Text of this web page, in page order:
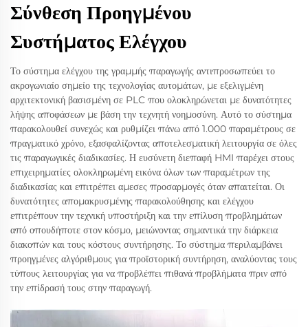
Σύνθεση Προηγμένου
Συστήματος Ελέγχου
Το σύστημα ελέγχου της γραμμής παραγωγής αντιπροσωπεύει το
ακρογωνιαίο σημείο της τεχνολογίας αυτομάτων, με εξελιγμένη
αρχιτεκτονική βασισμένη σε PLC που ολοκληρώνεται με δυνατότητες
λήψης αποφάσεων με βάση την τεχνητή νοημοσύνη. Αυτό το σύστημα
παρακολουθεί συνεχώς και ρυθμίζει πάνω από 1.000 παραμέτρους σε
πραγματικό χρόνο, εξασφαλίζοντας αποτελεσματική λειτουργία σε όλες
τις παραγωγικές διαδικασίες. Η ευσύνετη διεπαφή HMI παρέχει στους
επιχειρηματίες ολοκληρωμένη εικόνα όλων των παραμέτρων της
διαδικασίας και επιτρέπει αμεσες προσαρμογές όταν απαιτείται. Οι
δυνατότητες απομακρυσμένης παρακολούθησης και ελέγχου
επιτρέπουν την τεχνική υποστήριξη και την επίλυση προβλημάτων
από οπουδήποτε στον κόσμο, μειώνοντας σημαντικά την διάρκεια
διακοπών και τους κόστους συντήρησης. Το σύστημα περιλαμβάνει
προηγμένες αλγόριθμους για προϊστορική συντήρηση, αναλύοντας τους
τύπους λειτουργίας για να προβλέπει πιθανά προβλήματα πριν από
την επίδρασή τους στην παραγωγή.